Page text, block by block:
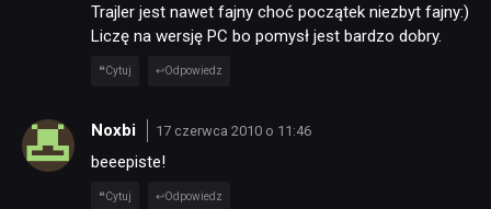
Trajler jest nawet fajny choć początek niezbyt fajny:)
Liczę na wersję PC bo pomysł jest bardzo dobry.
Cytuj Odpowiedz
Noxbi 17 czerwca 2010 o 11:46
beeepiste!
Cytuj Odpowiedz